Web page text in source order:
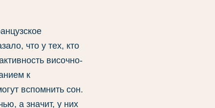
что у тех, кто
височно-
к
вспомнить сон.
а значит, у них